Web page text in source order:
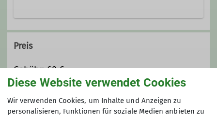
Preis
Gebühr: 60 €
Maximale Teilnehmeranzahl
Diese Website verwendet Cookies
Wir verwenden Cookies, um Inhalte und Anzeigen zu
personalisieren, Funktionen für soziale Medien anbieten zu